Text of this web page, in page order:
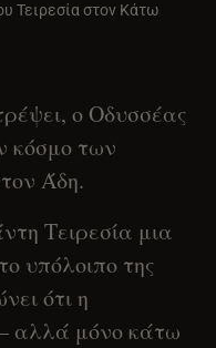
Τειρεσία στον Κάτω
ο Οδυσσέας
κόσμο των
Άδη.
Τειρεσία μια
υπόλοιπο της
ότι η
αλλά μόνο κάτω